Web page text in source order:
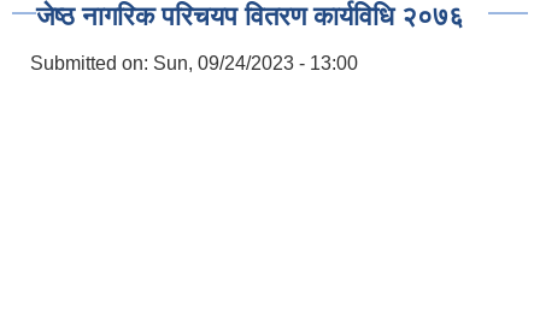
जेष्ठ नागरिक परिचयप वितरण कार्यविधि २०७६
Submitted on: Sun, 09/24/2023 - 13:00